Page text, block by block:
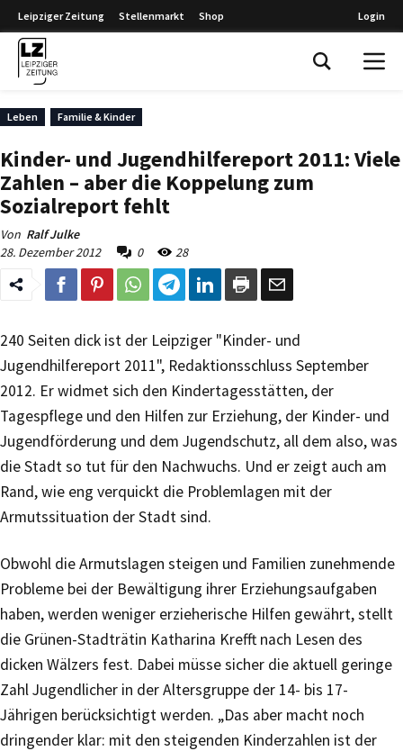
Leipziger Zeitung Stellenmarkt Shop Login
Leben Familie & Kinder
Kinder- und Jugendhilfereport 2011: Viele
Zahlen – aber die Koppelung zum
Sozialreport fehlt
Von Ralf Julke
28. Dezember 2012
0 28
240 Seiten dick ist der Leipziger "Kinder- und
Jugendhilfereport 2011", Redaktionsschluss September
2012. Er widmet sich den Kindertagesstätten, der
Tagespflege und den Hilfen zur Erziehung, der Kinder- und
Jugendförderung und dem Jugendschutz, all dem also, was
die Stadt so tut für den Nachwuchs. Und er zeigt auch am
Rand, wie eng verquickt die Problemlagen mit der
Armutssituation der Stadt sind.
Obwohl die Armutslagen steigen und Familien zunehmende
Probleme bei der Bewältigung ihrer Erziehungsaufgaben
haben, werden weniger erzieherische Hilfen gewährt, stellt
die Grünen-Stadträtin Katharina Krefft nach Lesen des
dicken Wälzers fest. Dabei müsse sicher die aktuell geringe
Zahl Jugendlicher in der Altersgruppe der 14- bis 17-
Jährigen berücksichtigt werden. „Das aber macht noch
dringender klar: mit den steigenden Kinderzahlen ist der